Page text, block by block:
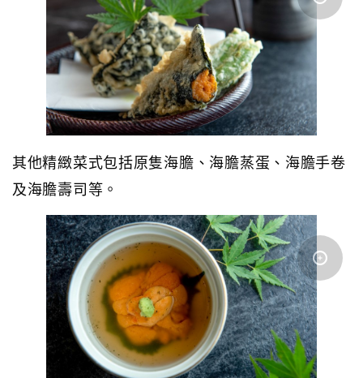
其他精緻菜式包括原隻海膽、海膽蒸蛋、海膽手卷
及海膽壽司等。